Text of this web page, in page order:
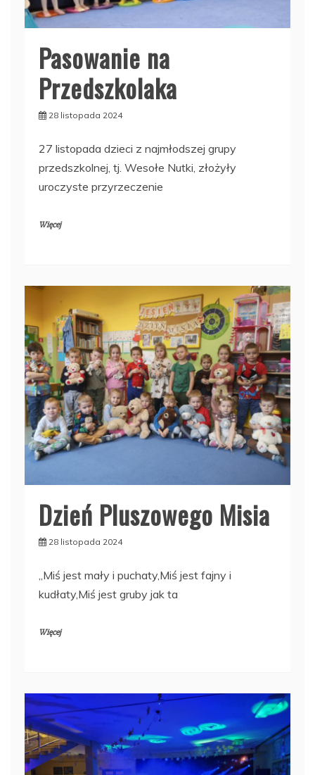
Pasowanie na
Przedszkolaka
28 listopada 2024
27 listopada dzieci z najmłodszej grupy
przedszkolnej, tj. Wesołe Nutki, złożyły
uroczyste przyrzeczenie
Więcej
Dzień Pluszowego Misia
28 listopada 2024
„Miś jest mały i puchaty,Miś jest fajny i
kudłaty,Miś jest gruby jak ta
Więcej